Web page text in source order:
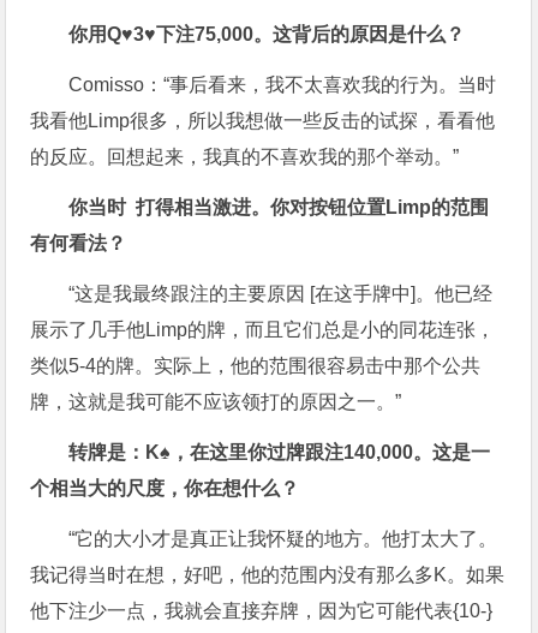
你用Q♥3♥下注75,000。这背后的原因是什么？
Comisso：“事后看来，我不太喜欢我的行为。当时
我看他Limp很多，所以我想做一些反击的试探，看看他
的反应。回想起来，我真的不喜欢我的那个举动。”
你当时 打得相当激进。你对按钮位置Limp的范围
有何看法？
“这是我最终跟注的主要原因 [在这手牌中]。他已经
展示了几手他Limp的牌，而且它们总是小的同花连张，
类似5-4的牌。实际上，他的范围很容易击中那个公共
牌，这就是我可能不应该领打的原因之一。”
转牌是：K♠，在这里你过牌跟注140,000。这是一
个相当大的尺度，你在想什么？
“它的大小才是真正让我怀疑的地方。他打太大了。
我记得当时在想，好吧，他的范围内没有那么多K。如果
他下注少一点，我就会直接弃牌，因为它可能代表{10-}